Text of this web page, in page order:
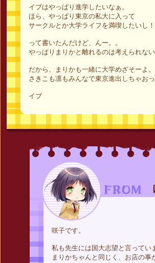
イブはやっぱり進学したいなぁ。
ほら、やっぱり東京の私大に入って
サークルとか大学ライフを満喫したいし！
って書いたんだけど、んー。。
やっぱりまりかと離れるのは考えられない
だから、まりかも一緒に大学めざそーよ。
さきこも凛もみんなで東京進出しちゃおっ
イブ
咲子です。
私も先生には国大志望と言ってい
まりかちゃんと同じく、お店の事